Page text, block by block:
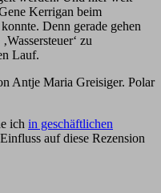
Kerrigan beim
Denn gerade gehen
zu
Lauf.
Antje Maria Greisiger. Polar
ich in geschäftlichen
auf diese Rezension